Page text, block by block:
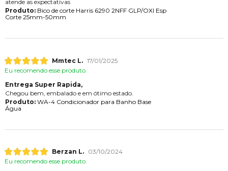
atende as expectativas
Produto:Bico de corte Harris 6290 2NFF GLP/OXI Esp
Corte 25mm-50mm
Mmtec L. 17/01/2025
Eu recomendo esse produto.
Entrega Super Rapida,
Chegou bem, embalado e em ótimo estado.
Produto:WA-4 Condicionador para Banho Base
Água
Berzan L.
03/10/2024
Eu recomendo esse produto.